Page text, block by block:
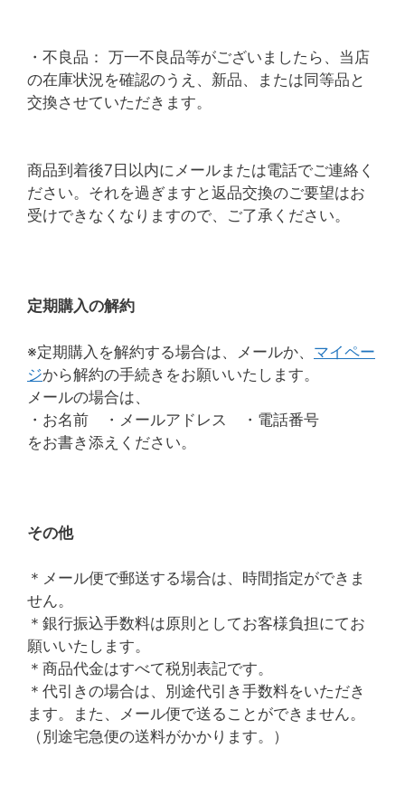
・不良品： 万一不良品等がございましたら、当店
の在庫状況を確認のうえ、新品、または同等品と
交換させていただきます。
商品到着後7日以内にメールまたは電話でご連絡く
ださい。それを過ぎますと返品交換のご要望はお
受けできなくなりますので、ご了承ください。
定期購入の解約
※定期購入を解約する場合は、メールか、 マイペー
ジから解約の手続きをお願いいたします。
メールの場合は、
・お名前 ・メールアドレス ・電話番号
をお書き添えください。
その他
＊メール便で郵送する場合は、時間指定ができま
せん。
＊銀行振込手数料は原則としてお客様負担にてお
願いいたします。
＊商品代金はすべて税別表記です。
＊代引きの場合は、別途代引き手数料をいただき
ます。また、メール便で送ることができません。
（別途宅急便の送料がかかります。）